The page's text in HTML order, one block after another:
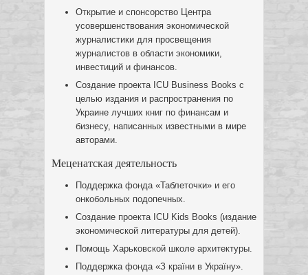
Открытие и спонсорство Центра
усовершенствования экономической
журналистики для просвещения
журналистов в области экономики,
инвестиций и финансов.
Создание проекта ICU Business Books с
целью издания и распространения по
Украине лучших книг по финансам и
бизнесу, написанных известными в мире
авторами.
Меценатская деятельность
Поддержка фонда «Таблеточки» и его
онкобольных подопечных.
Создание проекта ICU Kids Books (издание
экономической литературы для детей).
Помощь Харьковской школе архитектуры.
Поддержка фонда «З країни в Україну».